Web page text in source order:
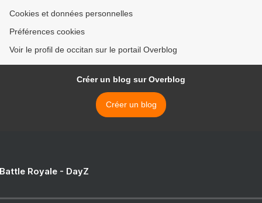
Cookies et données personnelles
Préférences cookies
Voir le profil de occitan sur le portail Overblog
Créer un blog sur Overblog
Créer un blog
Royale - DayZ